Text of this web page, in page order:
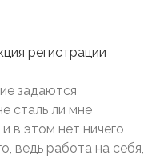
задаются
сталь ли мне
в этом нет ничего
ведь работа на себя,